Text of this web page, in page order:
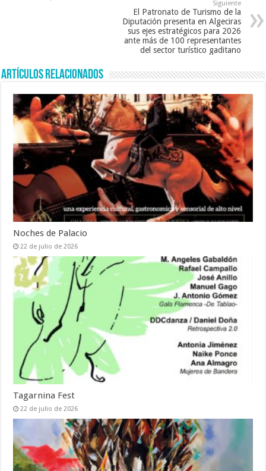
Siguiente
El Patronato de Turismo de la
Diputación presenta en Algeciras
sus ejes estratégicos para 2026
ante más de 100 representantes
del sector turístico gaditano
Artículos relacionados
Noches de Palacio
22 de julio de 2026
Tagarnina Fest
22 de julio de 2026